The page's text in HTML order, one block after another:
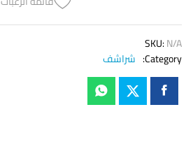
SKU:N/A
Category: شراشف